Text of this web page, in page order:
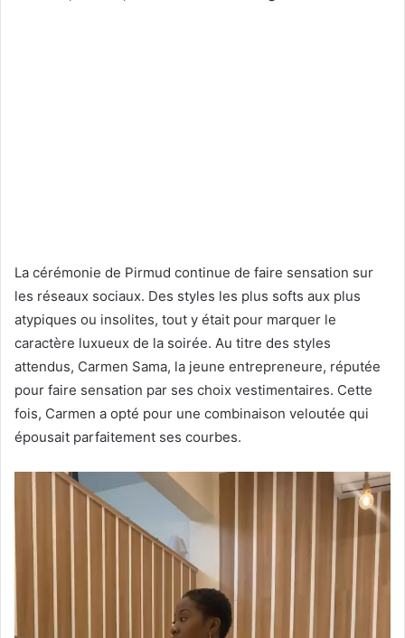
La cérémonie de Pirmud continue de faire sensation sur
les réseaux sociaux. Des styles les plus softs aux plus
atypiques ou insolites, tout y était pour marquer le
caractère luxueux de la soirée. Au titre des styles
attendus, Carmen Sama, la jeune entrepreneure, réputée
pour faire sensation par ses choix vestimentaires. Cette
fois, Carmen a opté pour une combinaison veloutée qui
épousait parfaitement ses courbes.